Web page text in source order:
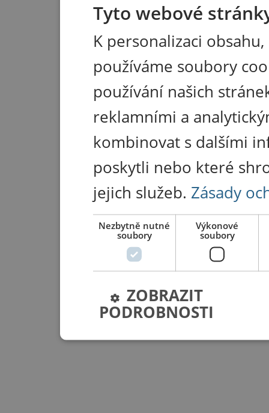
Tyto webové
K personalizaci
používáme soubory
používání našich
reklamními a
kombinovat s dalšími
poskytli nebo které
jejich služeb. Zásady
Nezbytně nutné
soubory
Výkonové
soubory
ZOBRAZIT
PODROBNOSTI